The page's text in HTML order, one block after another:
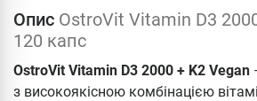
Опис OstroVit Vitamin D3
120 капс
OstroVit Vitamin D3 2000 + K2 Vegan
з високоякісною комбінацією